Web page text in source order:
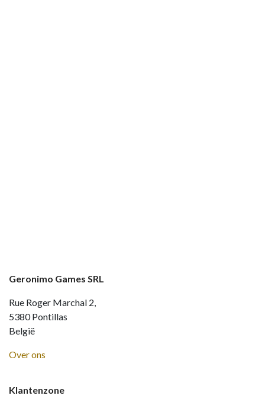
Klantenzone
Geronimo Games SRL
Rue Roger Marchal 2,
5380 Pontillas
België
Over ons